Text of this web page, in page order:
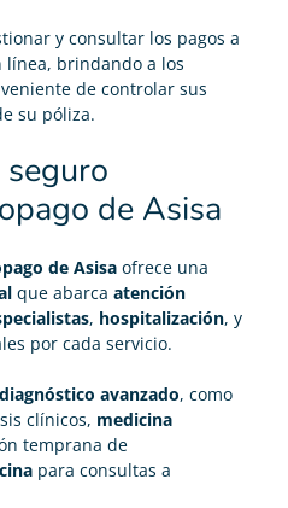
y consultar los pagos a
línea, brindando a los
de controlar sus
su póliza.
de Asisa
de Asisa ofrece una
que abarca atención
, hospitalización, y
por cada servicio.
diagnóstico avanzado, como
clínicos, medicina
temprana de
para consultas a